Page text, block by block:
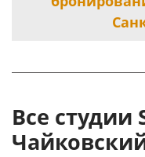
Все студии